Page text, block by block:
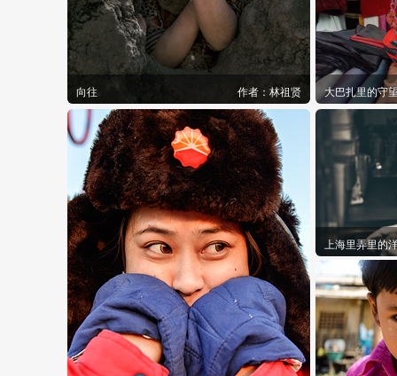
向往 作者： 林祖贤 大巴扎里的守
上海里弄里的